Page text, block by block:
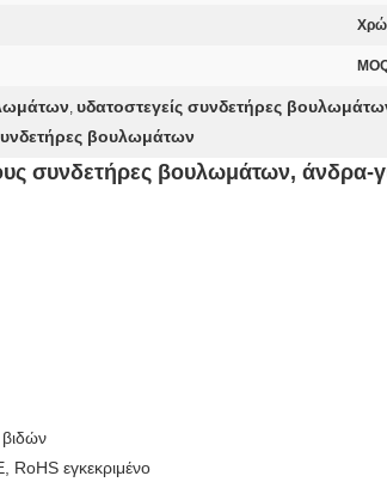
, υδατοστεγείς συνδετήρες
βουλωμάτων
συνδετήρες βουλωμάτων,
RoHS εγκεκριμένο